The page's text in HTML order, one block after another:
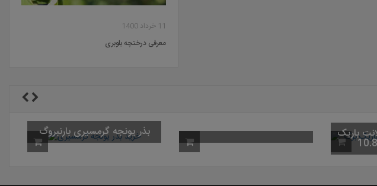
11 خرداد 1400
معرفی درختچه بلوبری
بذر یونجه گرمسیری بارنبروگ باریک